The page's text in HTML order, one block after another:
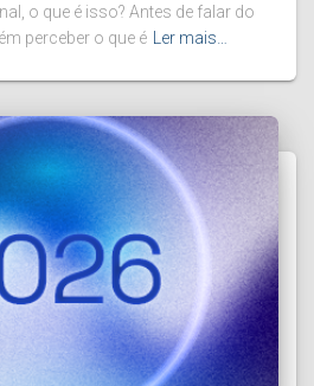
o que é isso? Antes de falar do
perceber o que é
Ler mais…